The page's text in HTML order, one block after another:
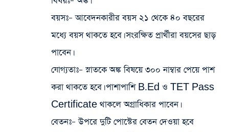
বয়সঃ– আবেদনকারীর বয়স ২১ থেকে ৪০ বছরের
মধ্যে বয়স থাকতে হবে। সংরক্ষিত প্রার্থীরা বয়সের ছাড়
পাবেন।
যোগ্যতাঃ– স্নাতকে অঙ্ক বিষয়ে ৩০০ নাম্বার পেয়ে পাশ
করা থাকতে হবে। পাশাপাশি B.Ed ও TET Pass
Certificate থাকলে অগ্রাধিকার পাবেন।
বেতনঃ– উপরে দুটি পোস্টের বেতন দেওয়া হবে